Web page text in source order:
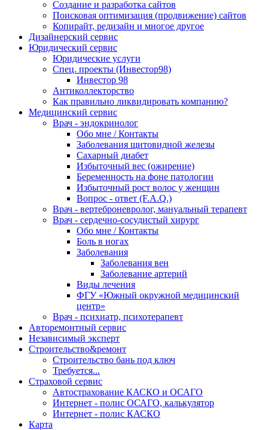
Создание и разработка сайтов
Поисковая оптимизация (продвижение) сайтов
Копирайт, редизайн и многое другое
Дизайнерский сервис
Юридический сервис
Юридические услуги
Спец. проекты (Инвестор98)
Инвестор 98
Антиколлекторство
Как правильно ликвидировать компанию?
Медицинский сервис
Врач - эндокринолог
Обо мне / Контакты
Заболевания щитовидной железы
Сахарный диабет
Избыточный вес (ожирение)
Беременность на фоне патологии
Избыточный рост волос у женщин
Вопрос - ответ (F.A.Q.)
Врач - вертеброневролог, мануальный терапевт
Врач - сердечно-сосудистый хирург
Обо мне / Контакты
Боль в ногах
Заболевания
Заболевания вен
Заболевание артерий
Виды лечения
ФГУ «Южный окружной медицинский
центр»
Врач - психиатр, психотерапевт
Авторемонтный сервис
Независимый эксперт
Строительство&ремонт
Строительство бань под ключ
Требуется...
Страховой сервис
Автострахование КАСКО и ОСАГО
Интернет - полис ОСАГО, калькулятор
Интернет - полис КАСКО
Карта